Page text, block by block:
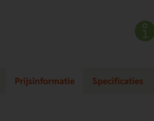
Prijsinformatie Specificaties